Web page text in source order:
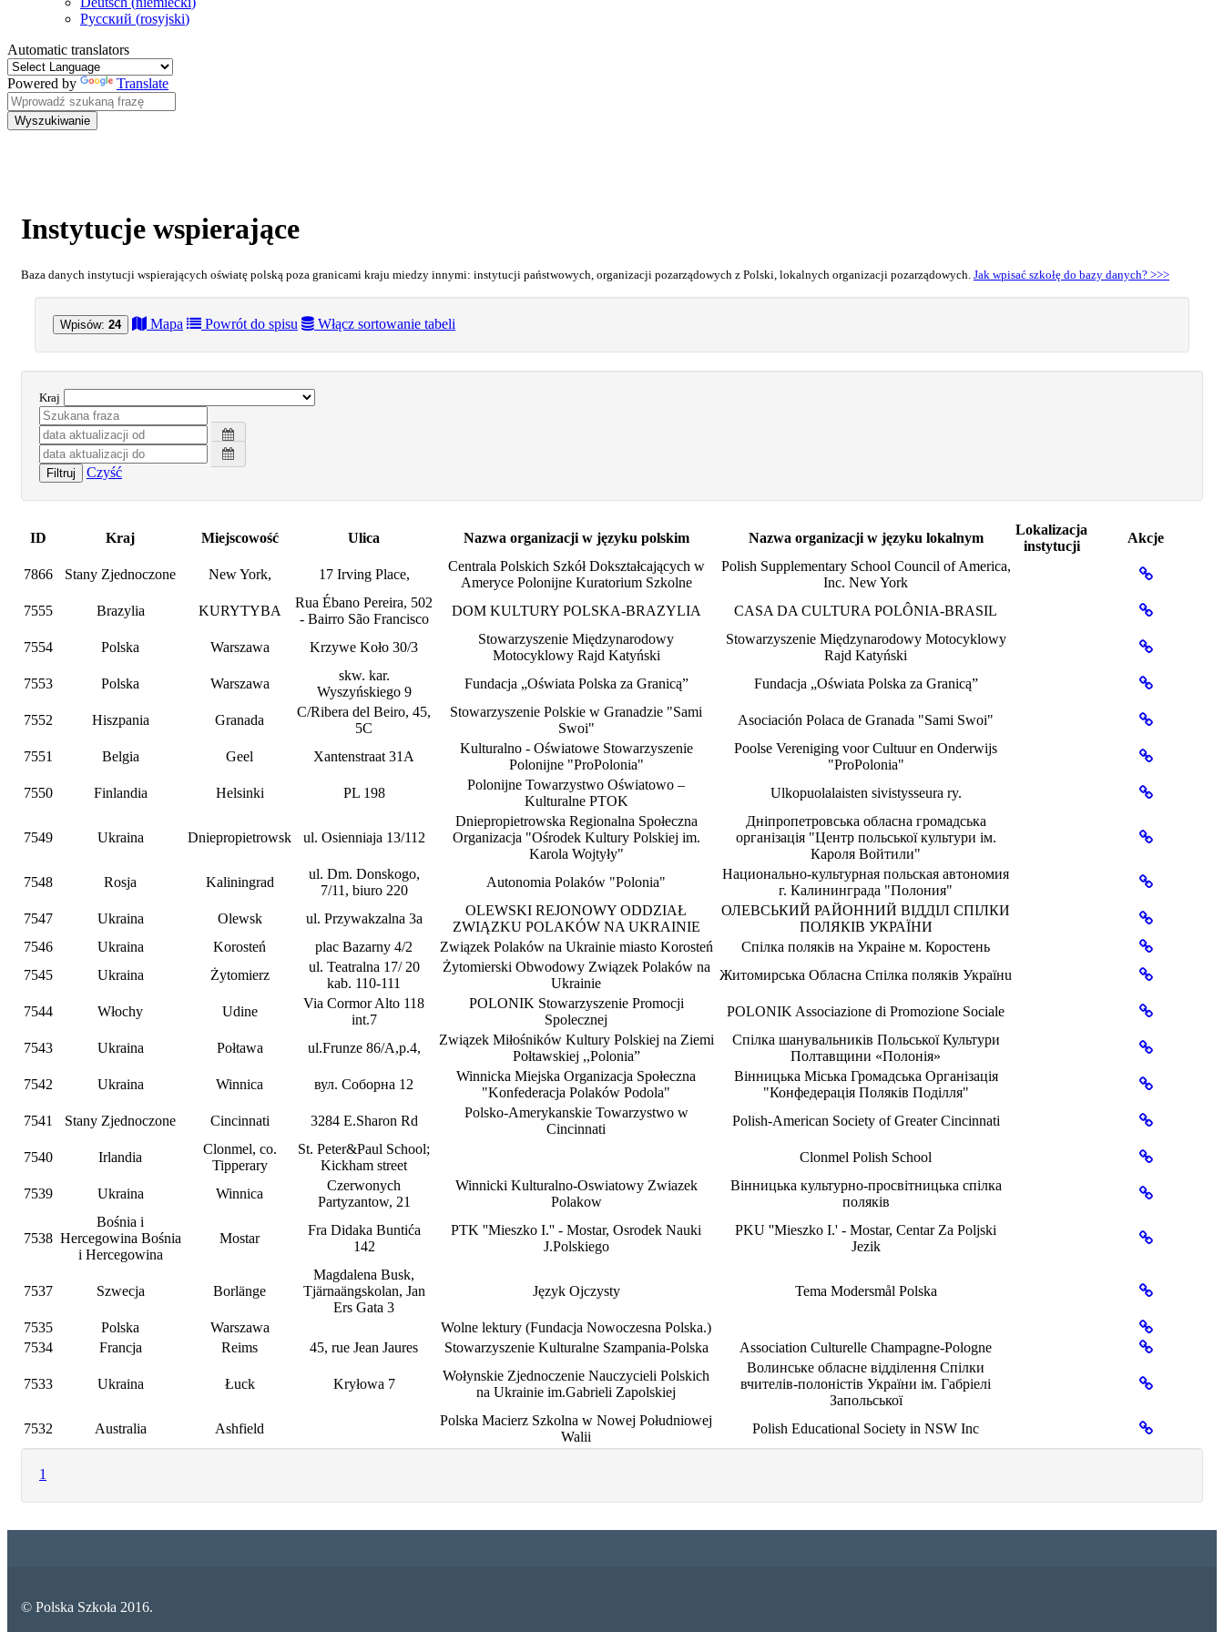
Русский (rosyjski)
Automatic translators
Powered by Translate
Wyszukiwanie
Instytucje wspierające
Baza danych instytucji wspierających oświatę polską poza granicami kraju miedzy innymi: instytucji państwowych, organizacji pozarządowych z Polski, lokalnych organizacji pozarządowych. Jak wpisać szkołę do bazy danych? >>>
Wpisów: 24 Mapa Powrót do spisu Włącz sortowanie tabeli
Kraj
Filtruj Czyść
ID Kraj Miejscowość Ulica Nazwa organizacji w języku polskim Nazwa organizacji w języku lokalnym
Lokalizacja
instytucji
Akcje
7866 Stany Zjednoczone New York, 17 Irving Place,
Centrala Polskich Szkół Dokształcających w
Ameryce Polonijne Kuratorium Szkolne
Polish Supplementary School Council of America,
Inc. New York
7555
Brazylia KURYTYBA
Rua Ébano Pereira, 502
- Bairro São Francisco
DOM KULTURY POLSKA-BRAZYLIA CASA DA CULTURA POLÔNIA-BRASIL
7554 Polska Warszawa Krzywe Koło 30/3
Stowarzyszenie Międzynarodowy
Motocyklowy Rajd Katyński
Stowarzyszenie Międzynarodowy Motocyklowy
Rajd Katyński
7553
Polska Warszawa
skw. kar.
Wyszyńskiego 9
Fundacja „Oświata Polska za Granicą” Fundacja „Oświata Polska za Granicą”
7552 Hiszpania Granada
C/Ribera del Beiro, 45,
5C
Stowarzyszenie Polskie w Granadzie "Sami
Swoi"
Asociación Polaca de Granada "Sami Swoi"
7551 Belgia Geel Xantenstraat 31A
Kulturalno - Oświatowe Stowarzyszenie
Polonijne "ProPolonia"
Poolse Vereniging voor Cultuur en Onderwijs
"ProPolonia"
7550
Finlandia Helsinki PL 198
Polonijne Towarzystwo Oświatowo –
Kulturalne PTOK
Ulkopuolalaisten sivistysseura ry.
7549 Ukraina Dniepropietrowsk ul. Osienniaja 13/112
Dniepropietrowska Regionalna Społeczna
Organizacja "Ośrodek Kultury Polskiej im.
Karola Wojtyły"
Дніпропетровська обласна громадська
організація "Центр польської культури ім.
Кароля Войтили"
7548
Rosja Kaliningrad
ul. Dm. Donskogo,
7/11, biuro 220
Autonomia Polaków "Polonia"
Национально-культурная польская автономия
г. Калининграда "Полония"
7547
Ukraina Olewsk ul. Przywakzalna 3a
OLEWSKI REJONOWY ODDZIAŁ
ZWIĄZKU POLAKÓW NA UKRAINIE
ОЛЕВСЬКИЙ РАЙОННИЙ ВІДДІЛ СПІЛКИ
ПОЛЯКІВ УКРАЇНИ
7546
Ukraina Korosteń plac Bazarny 4/2 Związek Polaków na Ukrainie miasto Korosteń
Спiлка полякiв на Украiне м. Коростень
7545
Ukraina Żytomierz
ul. Teatralna 17/ 20
kab. 110-111
Żytomierski Obwodowy Związek Polaków na
Ukrainie
Житомирськa Обласнa Спілкa поляків Українu
7544 Włochy Udine
Via Cormor Alto 118
int.7
POLONIK Stowarzyszenie Promocji
Spolecznej
POLONIK Associazione di Promozione Sociale
7543 Ukraina Połtawa ul.Frunze 86/A,p.4,
Związek Miłośników Kultury Polskiej na Ziemi
Połtawskiej ,,Polonia”
Спілка шанувальників Польської Культури
Полтавщини «Полонія»
7542
Ukraina Winnica вул. Соборна 12
Winnicka Miejska Organizacja Społeczna
"Konfederacja Polaków Podola"
Вінницька Міська Громадська Організація
"Конфедерація Поляків Поділля"
7541
Stany Zjednoczone Cincinnati 3284 E.Sharon Rd
Polsko-Amerykanskie Towarzystwo w
Cincinnati
Polish-American Society of Greater Cincinnati
7540 Irlandia
Clonmel, co.
Tipperary
St. Peter&Paul School;
Kickham street
Clonmel Polish School
7539 Ukraina Winnica
Czerwonych
Partyzantow, 21
Winnicki Kulturalno-Oswiatowy Zwiazek
Polakow
Вінницька культурно-просвітницька спілка
поляків
7538
Bośnia i
Hercegowina Bośnia
i Hercegowina
Mostar
Fra Didaka Buntića
142
PTK ''Mieszko I.'' - Mostar, Osrodek Nauki
J.Polskiego
PKU ''Mieszko I.' - Mostar, Centar Za Poljski
Jezik
7537 Szwecja Borlänge
Magdalena Busk,
Tjärnaängskolan, Jan
Ers Gata 3
Język Ojczysty Tema Modersmål Polska
7535 Polska Warszawa
Wolne lektury (Fundacja Nowoczesna Polska.)
7534
Francja Reims 45, rue Jean Jaures Stowarzyszenie Kulturalne Szampania-Polska Association Culturelle Champagne-Pologne
7533 Ukraina Łuck Kryłowa 7
Wołynskie Zjednoczenie Nauczycieli Polskich
na Ukrainie im.Gabrieli Zapolskiej
Волинське обласне відділення Спілки
вчителів-полоністів України ім. Габріелі
Запольської
7532
Australia Ashfield
Polska Macierz Szkolna w Nowej Południowej
Walii
Polish Educational Society in NSW Inc
1
© Polska Szkoła 2016.